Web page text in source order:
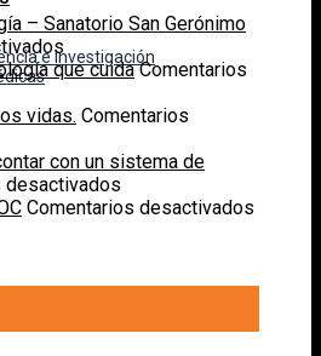
e Investigación
– Sanatorio San Gerónimo
II
de
–
Sanatorio
San
que cuida Comentarios
vidas. Comentarios
con un sistema de
desactivados
Lactar
Comentarios desactivados